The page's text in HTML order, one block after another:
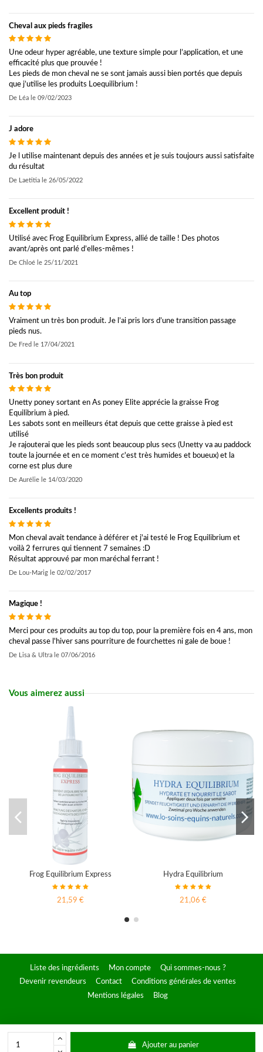
Ajouter au panier
Cheval aux pieds fragiles
Une odeur hyper agréable, une texture simple pour l’application, et une
efficacité plus que prouvée !
Les pieds de mon cheval ne se sont jamais aussi bien portés que depuis
que j’utilise les produits Loequilibrium !
De Léa le 09/02/2023
J adore
Je l utilise maintenant depuis des années et je suis toujours aussi satisfaite
du résultat
De Laetitia le 26/05/2022
Excellent produit !
Utilisé avec Frog Equilibrium Express, allié de taille ! Des photos
avant/après ont parlé d’elles-mêmes !
De Chloé le 25/11/2021
Au top
Vraiment un très bon produit. Je l’ai pris lors d’une transition passage
pieds nus.
De Fred le 17/04/2021
Très bon produit
Unetty poney sortant en As poney Elite apprécie la graisse Frog
Equilibrium à pied.
Les sabots sont en meilleurs état depuis que cette graisse à pied est
utilisé
Je rajouterai que les pieds sont beaucoup plus secs (Unetty va au paddock
toute la journée et en ce moment c'est très humides et boueux) et la
corne est plus dure
De Aurélie le 14/03/2020
Excellents produits !
Mon cheval avait tendance à déférer et j'ai testé le Frog Equilibrium et
voilà 2 ferrures qui tiennent 7 semaines :D
Résultat approuvé par mon maréchal ferrant !
De Lou-Marig le 02/02/2017
Magique !
Merci pour ces produits au top du top, pour la première fois en 4 ans, mon
cheval passe l'hiver sans pourriture de fourchettes ni gale de boue !
De Lisa & Ultra le 07/06/2016
Vous aimerez aussi
Frog Equilibrium Express
21,59 €
Hydra Equilibrium
21,06 €
Liste des ingrédients Mon compte
Qui sommes-nous ?
Devenir revendeurs
Contact
Conditions générales de ventes
Mentions légales
Blog
L.AB.O - 2025
En poursuivant votre navigation sur ce site, vous acceptez l’utilisation et